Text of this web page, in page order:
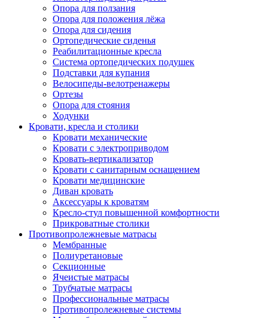
Опора для ползания
Опора для положения лёжа
Опора для сидения
Ортопедические сиденья
Реабилитационные кресла
Система ортопедических подушек
Подставки для купания
Велосипеды-велотренажеры
Ортезы
Опора для стояния
Ходунки
Кровати, кресла и столики
Кровати механические
Кровати с электроприводом
Кровать-вертикализатор
Кровати с санитарным оснащением
Кровати медицинские
Диван кровать
Аксессуары к кроватям
Кресло-стул повышенной комфортности
Прикроватные столики
Противопролежневые матрасы
Мембранные
Полиуретановые
Секционные
Ячеистые матрасы
Трубчатые матрасы
Профессиональные матрасы
Противопролежневые системы